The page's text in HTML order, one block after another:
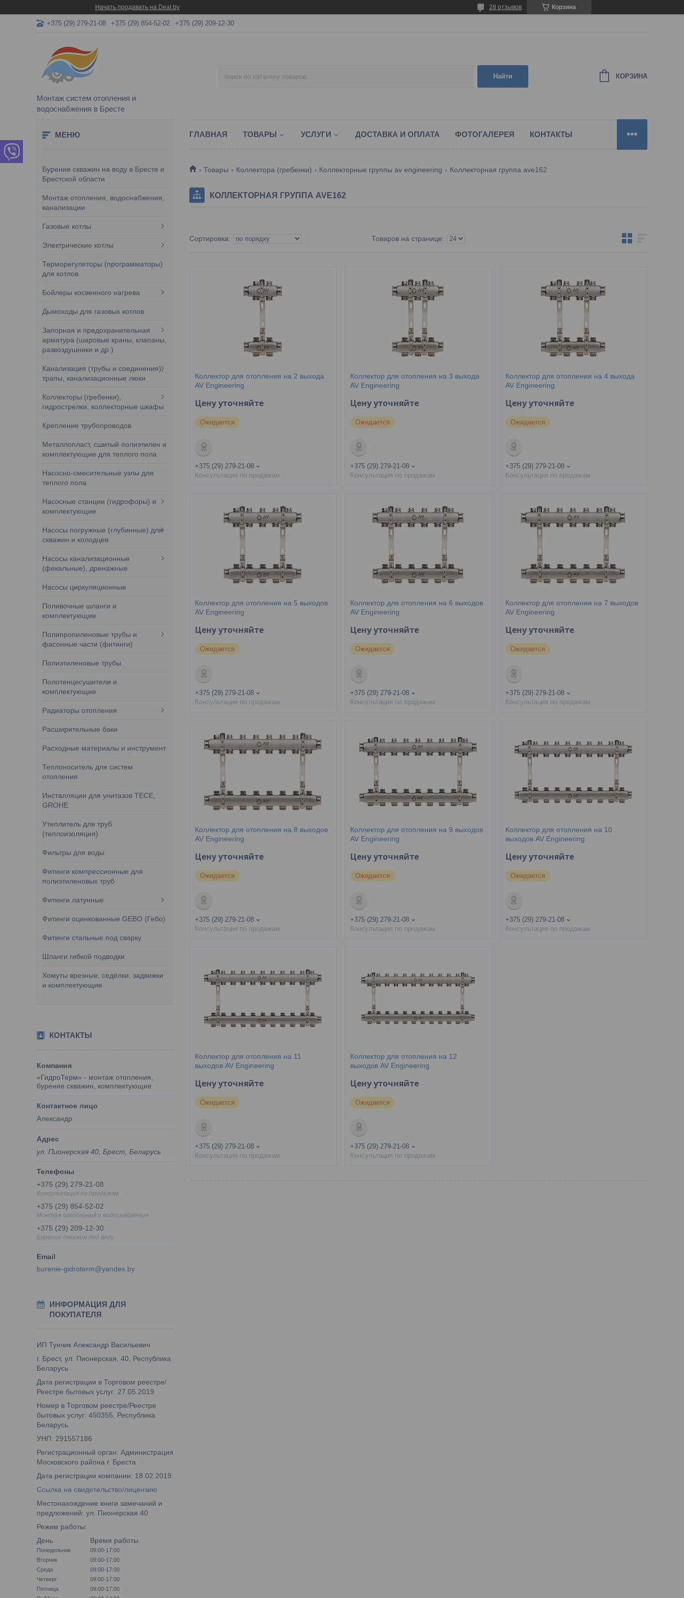
Начать продавать на Deal.by Корзина
28 отзывов
+375 (29) 279-21-08 +375 (29) 854-52-02 +375 (29) 209-12-30
Монтаж систем отопления и
водоснабжения в Бресте
Найти КОРЗИНА
Бурение скважин на воду в Бресте и
Брестской области
Монтаж отопления, водоснабжения,
канализации
Газовые котлы
Электрические котлы
Терморегуляторы (программаторы)
для котлов
Бойлеры косвенного нагрева
Дымоходы для газовых котлов
Запорная и предохранительная
арматура (шаровые краны, клапаны,
развоздушники и др.)
Канализация (трубы и соединения),
трапы, канализационные люки
Коллекторы (гребенки),
гидрострелки, коллекторные шкафы
Крепление трубопроводов
Металлопласт, сшитый полиэтилен и
комплектующие для теплого пола
Насосно-смесительные узлы для
теплого пола
Насосные станции (гидрофоры) и
комплектующие
Насосы погружные (глубинные) для
скважин и колодцев
Насосы канализационные
(фекальные), дренажные
Насосы циркуляционные
Поливочные шланги и
комплектующие
Полипропиленовые трубы и
фасонные части (фитинги)
Полиэтиленовые трубы
Полотенцесушители и
комплектующие
Радиаторы отопления
Расширительные баки
Расходные материалы и инструмент
Теплоноситель для систем
отопления
Инсталляции для унитазов TECE,
GROHE
Утеплитель для труб
(теплоизоляция)
Фильтры для воды
Фитинги компрессионные для
полиэтиленовых труб
Фитинги латунные
Фитинги оцинкованные GEBO (Гебо)
Фитинги стальные под сварку
Шланги гибкой подводки
Хомуты врезные, седёлки, задвижки
и комплектующие
КОНТАКТЫ
«ГидроТерм» - монтаж отопления,
бурение скважин, комплектующие
Александр
ул. Пионерская 40, Брест, Беларусь
+375 (29) 279-21-08
Консультация по продажам
+375 (29) 854-52-02
Монтаж отопления и водоснабжения
+375 (29) 209-12-30
Бурение скважин под воду
burenie-gidroterm@yandex.by
ИНФОРМАЦИЯ ДЛЯ
ПОКУПАТЕЛЯ
ИП Тунчик Александр Васильевич
г. Брест, ул. Пионерская, 40, Республика
Беларусь
Дата регистрации в Торговом реестре/
Реестре бытовых услуг: 27.05.2019
Номер в Торговом реестре/Реестре
бытовых услуг: 450355, Республика
Беларусь
УНП: 291557186
Регистрационный орган: Администрация
Московского района г. Бреста
Дата регистрации компании: 18.02.2019
Ссылка на свидетельство/лицензию
Местонахождение книги замечаний и
предложений: ул. Пионерская 40
Режим работы:
День
Время работы
Понедельник
09:00-17:00
Вторник
09:00-17:00
Среда
09:00-17:00
Четверг
09:00-17:00
Пятница
09:00-17:00
ГЛАВНАЯ ТОВАРЫ УСЛУГИ ДОСТАВКА И ОПЛАТА ФОТОГАЛЕРЕЯ КОНТАКТЫ
Товары Коллектора (гребенки) Коллекторные группы av engineering Коллекторная группа ave162
КОЛЛЕКТОРНАЯ ГРУППА AVE162
Коллектор для отопления на 2 выхода
AV Engineering
Цену уточняйте
Ожидается
+375 (29) 279-21-08
Консультация по продажам
Коллектор для отопления на 3 выхода
AV Engineering
Цену уточняйте
Ожидается
+375 (29) 279-21-08
Консультация по продажам
Коллектор для отопления на 4 выхода
AV Engineering
Цену уточняйте
Ожидается
+375 (29) 279-21-08
Консультация по продажам
Коллектор для отопления на 5 выходов
AV Engineering
Цену уточняйте
Ожидается
+375 (29) 279-21-08
Консультация по продажам
Коллектор для отопления на 6 выходов
AV Engineering
Цену уточняйте
Ожидается
+375 (29) 279-21-08
Консультация по продажам
Коллектор для отопления на 7 выходов
AV Engineering
Цену уточняйте
Ожидается
+375 (29) 279-21-08
Консультация по продажам
Коллектор для отопления на 8 выходов
AV Engineering
Цену уточняйте
Ожидается
+375 (29) 279-21-08
Консультация по продажам
Коллектор для отопления на 9 выходов
AV Engineering
Цену уточняйте
Ожидается
+375 (29) 279-21-08
Консультация по продажам
Коллектор для отопления на 10
выходов AV Engineering
Цену уточняйте
Ожидается
+375 (29) 279-21-08
Консультация по продажам
Коллектор для отопления на 11
выходов AV Engineering
Цену уточняйте
Ожидается
+375 (29) 279-21-08
Консультация по продажам
Коллектор для отопления на 12
выходов AV Engineering
Цену уточняйте
Ожидается
+375 (29) 279-21-08
Консультация по продажам